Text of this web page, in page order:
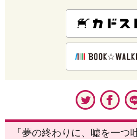
「夢の終わりに、嘘を一つ